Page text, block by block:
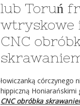
lub Toruń
wtryskowe
CNC
łowiczanką córczynego
hippiczną
CNC obróbka